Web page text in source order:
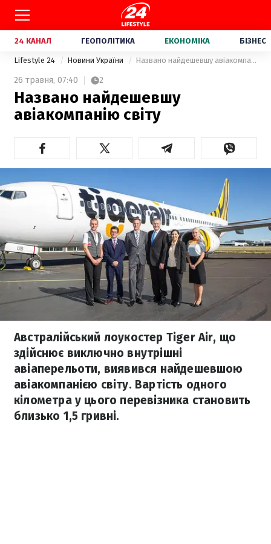
24 КАНАЛ ГЕОПОЛІТИКА ЕКОНОМІКА БІЗНЕС
Lifestyle 24 Новини України Названо найдешевшу авіакомпанію світу
26 травня, 07:40 2
Названо найдешевшу
авіакомпанію світу
Австралійський лоукостер Tiger Air, що
здійснює виключно внутрішні
авіаперельоти, виявився найдешевшою
авіакомпанією світу. Вартість одного
кілометра у цього перевізника становить
близько 1,5 гривні.